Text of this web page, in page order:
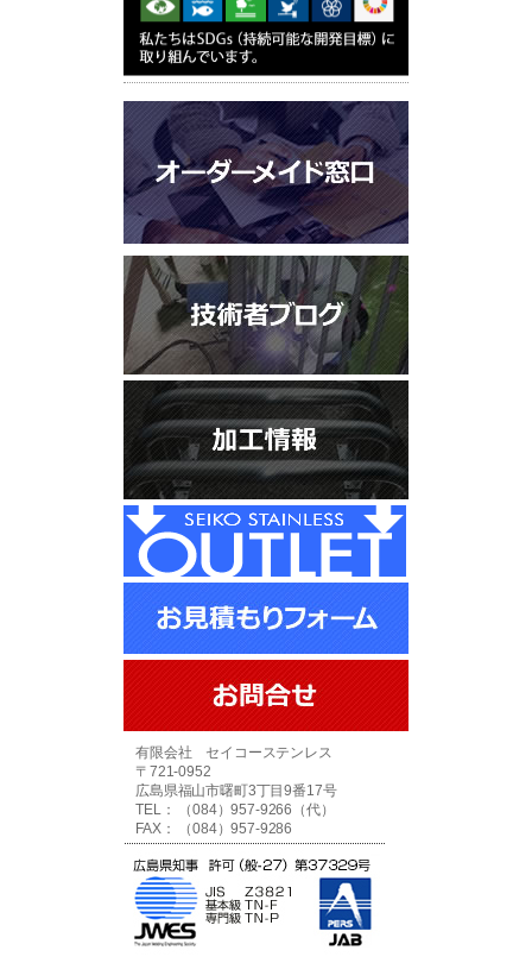
有限会社 セイコーステンレス
〒721-0952
広島県福山市曙町3丁目9番17号
TEL： （084）957-9266（代）
FAX： （084）957-9286